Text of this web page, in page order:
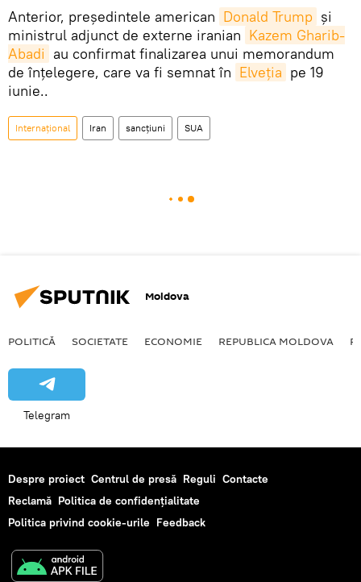
Anterior, președintele american Donald Trump și
ministrul adjunct de externe iranian Kazem Gharib-
Abadi au confirmat finalizarea unui memorandum
de înțelegere, care va fi semnat în Elveția pe 19
iunie..
Internațional Iran sancțiuni SUA
Moldova
POLITICĂ SOCIETATE ECONOMIE REPUBLICA MOLDOVA
Telegram
Despre proiect Centrul de presă Reguli Contacte
Reclamă Politica de confidențialitate
Politica privind cookie-urile Feedback